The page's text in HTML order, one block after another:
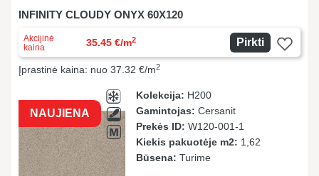
INFINITY CLOUDY ONYX 60X120
Akcijinė
kaina
35.45 €/m2 Pirkti
Įprastinė kaina: nuo 37.32 €/m2
NAUJIENA
Kolekcija: H200
Gamintojas: Cersanit
Prekės ID: W120-001-1
Kiekis pakuotėje m2: 1,62
Būsena: Turime